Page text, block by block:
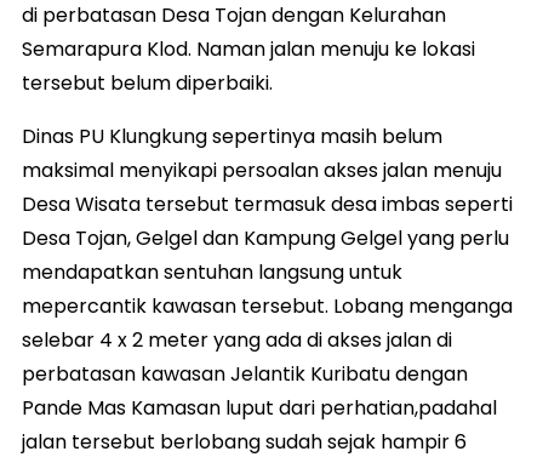
di perbatasan Desa Tojan dengan Kelurahan
Semarapura Klod. Naman jalan menuju ke lokasi
tersebut belum diperbaiki.
Dinas PU Klungkung sepertinya masih belum
maksimal menyikapi persoalan akses jalan menuju
Desa Wisata tersebut termasuk desa imbas seperti
Desa Tojan, Gelgel dan Kampung Gelgel yang perlu
mendapatkan sentuhan langsung untuk
mepercantik kawasan tersebut. Lobang menganga
selebar 4 x 2 meter yang ada di akses jalan di
perbatasan kawasan Jelantik Kuribatu dengan
Pande Mas Kamasan luput dari perhatian,padahal
jalan tersebut berlobang sudah sejak hampir 6